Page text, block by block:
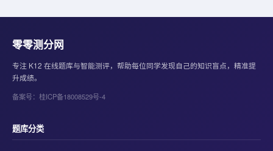
零零测分网
专注 K12 在线题库与智能测评，帮助每位同学发现自己的知识盲点，精准提
升成绩。
备案号：桂ICP备18008529号-4
题库分类